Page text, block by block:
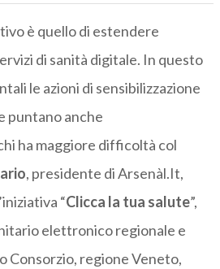
è quello di estendere
di sanità digitale. In questo
le azioni di sensibilizzazione
puntano anche
ha maggiore difficoltà col
, presidente di Arsenàl.It,
“Clicca la tua salute”,
elettronico regionale e
Consorzio, regione Veneto,